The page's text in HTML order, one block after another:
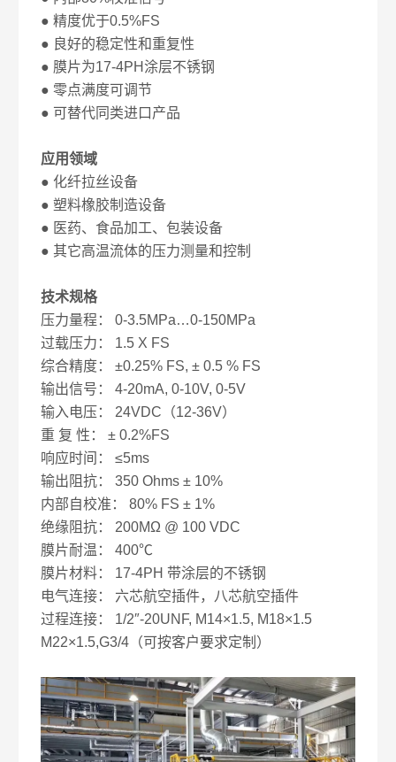
● 精度优于0.5%FS
● 良好的稳定性和重复性
● 膜片为17-4PH涂层不锈钢
● 零点满度可调节
● 可替代同类进口产品
应用领域
● 化纤拉丝设备
● 塑料橡胶制造设备
● 医药、食品加工、包装设备
● 其它高温流体的压力测量和控制
技术规格
压力量程： 0-3.5MPa…0-150MPa
过载压力： 1.5 X FS
综合精度： ±0.25% FS, ± 0.5 % FS
输出信号： 4-20mA, 0-10V, 0-5V
输入电压： 24VDC（12-36V）
重 复 性： ± 0.2%FS
响应时间： ≤5ms
输出阻抗： 350 Ohms ± 10%
内部自校准： 80% FS ± 1%
绝缘阻抗： 200MΩ @ 100 VDC
膜片耐温： 400℃
膜片材料： 17-4PH 带涂层的不锈钢
电气连接： 六芯航空插件，八芯航空插件
过程连接： 1/2″-20UNF, M14×1.5, M18×1.5
M22×1.5,G3/4（可按客户要求定制）